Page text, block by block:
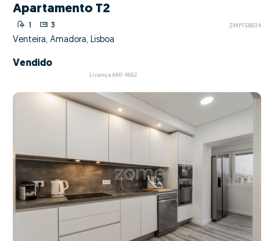
Apartamento T2
1 3 ZMPT586114
Venteira, Amadora, Lisboa
Vendido
Licença AMI 4662